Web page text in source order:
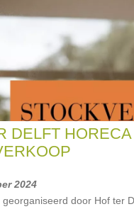
DELFT HORECA
2024
georganiseerd door Hof ter